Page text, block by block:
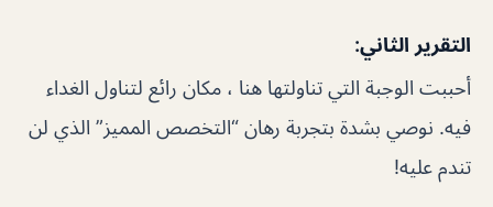
التقرير الثاني:
أحببت الوجبة التي تناولتها هنا ، مكان رائع لتناول الغداء
فيه. نوصي بشدة بتجربة رهان “التخصص المميز” الذي لن
تندم عليه!